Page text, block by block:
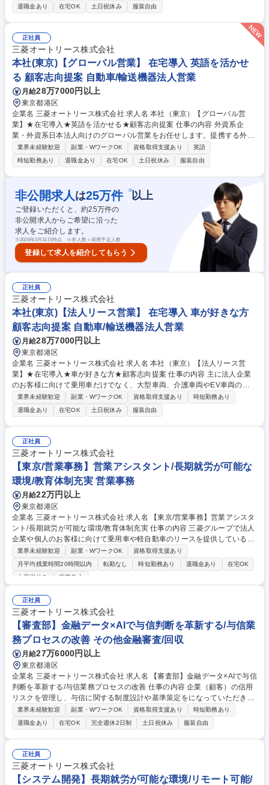
整備工場の間に入って調整・案件管理を行っていただきます ■全国に約17,
000ある提携自動車整備工場との協業・折衝業務 ■提携工場網の整備、関
係構築 ■請求金額、整備内容の妥当性検証、価格交渉■リース車両利用カ
スタマーや整備工場の対応・事務手続き 等 ※電話・メールを多用します
【採用背景】車両管理についてデータの把握ができていない部分があるの
で人員を増やし整備を整えてサービス価格を改善する等の分析を行ってい
きたい。 募集職種 【メンテナンス窓口担当】三菱グループ/長期就労が可
能な環境/教育体制充実
退職金あり 在宅OK 土日祝休み 服装自由
正社員
三菱オートリース株式会社
本社(東京)【グローバル営業】 在宅導入 英語を活かせ
る 顧客志向提案 自動車/輸送機器法人営業
月給28万7000円以上
東京都港区
企業名 三菱オートリース株式会社 求人名 本社（東京）【グローバル営
業】★在宅導入★英語を活かせる★顧客志向提案 仕事の内容 外資系企
業・外資系日本法人向けのグローバル営業をお任せします。提携する外資
系大手からの紹介をもとに英語と日本語を駆使して最適なリースソリュー
ションを提案する業務です。語学割合は英語6割日本語4割です。 ■業務提
携先である外資系大手オートリース会社との顧客紹介対応 ■メール/電話等
での顧客(外資系企業及び日本法人等)対応及びリースソリューション提案
営業 ■提案資料/契約関連資料等の作成(PowerPoint/Excel使用) ■オートリ
ースに関する知識やソリューション提案等入社後は周囲のサポートを受け
ながらOJTを通じて専門知識を習得し将来的には商談や提案業務の主担当
としての活躍を期待します 。 募集職種 本社（東京）【グローバル営業】
★在宅導入★英語を活かせる★顧客志向提案
業界未経験歓迎 副業・WワークOK 資格取得支援あり
英語
時短勤務あり
退職金あり 在宅OK 土日祝休み 服装自由
非公開求人 は25万件 ※以上
ご登録いただくと、約25万件の
非公開求人からご希望に沿った
求人をご紹介します。
※2026年3月31日時点 ※求人数＝採用予定人数
登録して求人を紹介してもらう
正社員
三菱オートリース株式会社
本社(東京)【法人リース営業】 在宅導入 車が好きな方
顧客志向提案 自動車/輸送機器法人営業
月給28万7000円以上
東京都港区
企業名 三菱オートリース株式会社 求人名 本社（東京）【法人リース営
業】★在宅導入★車が好きな方★顧客志向提案 仕事の内容 主に法人企業
のお客様に向けて乗用車だけでなく、大型車両、介護車両やEV車両のリ
ースを提供している当社にてオートリースの法人営業をご担当いただきま
す。 お客様の自動車に関する多様な要望を踏まえ、最適なソリューション
を提案する業務です。(1)提案営業：最適なリースシステムの設計・提案
(2)顧客フォロー：契約後のフォロー、契約継続の商談※三菱グループを始
め多くの企業との取引があります。入社後は原則として既存の顧客を担当
して頂き、その後は新規開拓もお任せします。 募集職種 本社（東京）
【法人リース営業】★在宅導入★車が好きな方★顧客志向提案
業界未経験歓迎 副業・WワークOK 資格取得支援あり
時短勤務あり
退職金あり
在宅OK 土日祝休み 服装自由
正社員
三菱オートリース株式会社
【東京/営業事務】営業アシスタント/長期就労が可能な
環境/教育体制充実 営業事務
月給22万円以上
東京都港区
企業名 三菱オートリース株式会社 求人名 【東京/営業事務】営業アシスタ
ント/長期就労が可能な環境/教育体制充実 仕事の内容 三菱グループで法人
企業や個人のお客様に向けて乗用車や軽自動車のリースを提供している当
社にて、営業職のサポート業務として、書類作成や顧客対応を担っていた
だきます。 ■既存のお客様の電話対応■営業担当者依頼事項対応■契約書類
作成 お客様や弊社営業担当からオートリースの契約の中で契約内容の変更
す。 【採用背景】2023年に会社が合併し、担当業務の見直しを行ってお
ります。既存の顧客により注力するために営業事務としての担当を期待し
ております。 募集職種 【東京/営業事務】営業アシスタント/長期就労が可
能な環境/教育体制充実
業界未経験歓迎 副業・WワークOK
資格取得支援あり
月平均残業時間20時間以内
転勤なし 時短勤務あり 退職金あり
在宅OK
土日祝休み
服装自由
正社員
三菱オートリース株式会社
【審査部】金融データ×AIで与信判断を革新する/与信業
務プロセスの改善 その他金融審査/回収
月給27万6000円以上
東京都港区
企業名 三菱オートリース株式会社 求人名 【審査部】金融データ×AIで与信
判断を革新する/与信業務プロセスの改善 仕事の内容 企業（顧客）の信用
リスクを管理し、与信に関する制度設計や基準策定をになっていただきま
す。与信企画に関する企画・立案・推進を通じて、自社の良質な資産の積
上げ、収益の拡大に貢献いただきます。 ■与信に関する制度設計や基準の
策定（規則、規定の整備）■格付などの評価手法の企画・構築・運用・評
価■信用リスクに係る分析業務とその高度化■与信業務プロセスの改善に必
要なツールやシステムの企画・導入 等 募集職種 【審査部】金融データ×AI
で与信判断を革新する/与信業務プロセスの改善
業界未経験歓迎 副業・WワークOK 資格取得支援あり
時短勤務あり
退職金あり
在宅OK 完全週休2日制 土日祝休み 服装自由
正社員
三菱オートリース株式会社
【システム開発】長期就労が可能な環境/リモート可能/